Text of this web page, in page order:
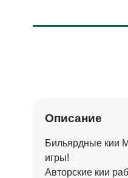
Описание
Бильярдные кии
игры!
Авторские кии